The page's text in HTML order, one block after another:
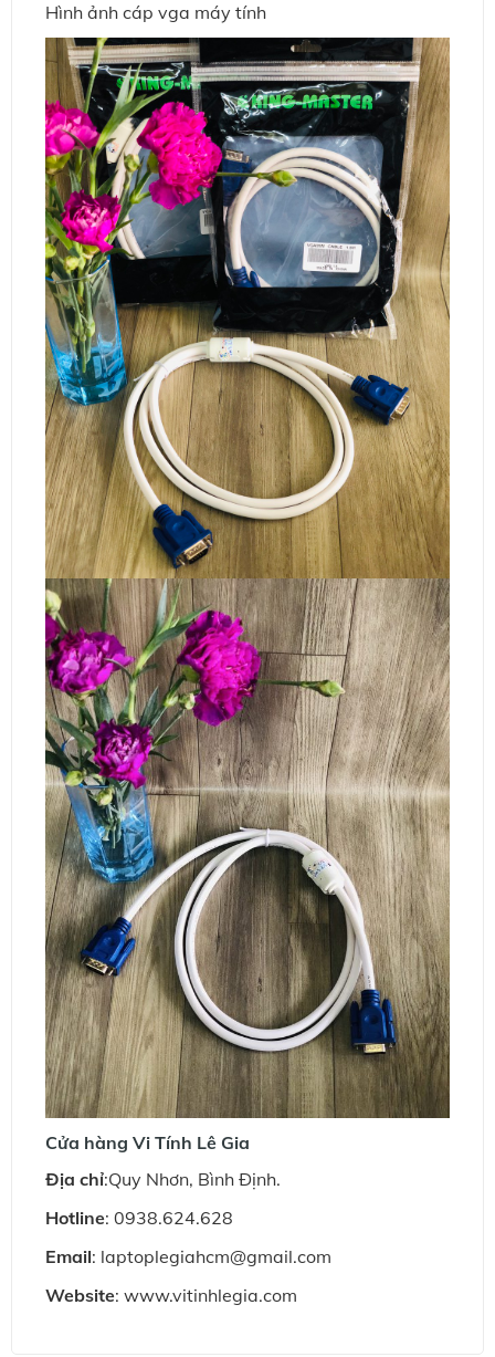
Hình ảnh cáp vga máy tính
Cửa hàng Vi Tính Lê Gia
Ðịa chỉ:Quy Nhơn, Bình Định.
Hotline: 0938.624.628
Email: laptoplegiahcm@gmail.com
Website: www.vitinhlegia.com